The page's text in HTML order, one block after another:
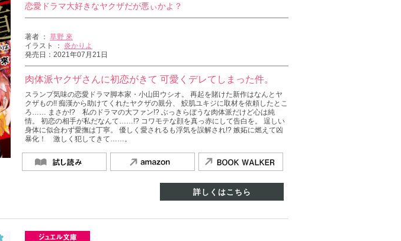
恋愛ドラマ大好きなヤクザだが悪ぃかよ？
著者 ： 草野 來
イラスト ： 炎かりよ
発売日：2021年07月21日
肉体派ヤクザさんに初恋がきて 可愛くデレてしまった件。
スランプ気味の恋愛ドラマ脚本家・小山田ウシオ。 再起を賭けた新作はなんとヤ
クザもの!! 痴漢から助けてくれたヤクザの親分、 鮫肌ユキジに取材を依頼したとこ
ろ…… まさか!? 私のドラマの大ファン!? ぶっきらぼうな肉体派だけど心は純
情。 初恋の相手が私だなんて……!? コワモテな顔を真っ赤にして告白を。 逞しい
身体に似合わず愛撫は丁寧。 優しく愛されるも浮気を誤解され!? 嫉妬に燃えて凶
暴化！ 激しく犯してきて……。
詳しくはこちら